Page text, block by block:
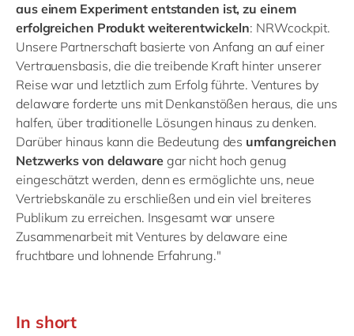
aus einem Experiment entstanden ist, zu einem
erfolgreichen Produkt weiterentwickeln: NRWcockpit.
Unsere Partnerschaft basierte von Anfang an auf einer
Vertrauensbasis, die die treibende Kraft hinter unserer
Reise war und letztlich zum Erfolg führte. Ventures by
delaware forderte uns mit Denkanstößen heraus, die uns
halfen, über traditionelle Lösungen hinaus zu denken.
Darüber hinaus kann die Bedeutung des umfangreichen
Netzwerks von delawaregar nicht hoch genug
eingeschätzt werden, denn es ermöglichte uns, neue
Vertriebskanäle zu erschließen und ein viel breiteres
Publikum zu erreichen. Insgesamt war unsere
Zusammenarbeit mit Ventures by delaware eine
fruchtbare und lohnende Erfahrung."
In short